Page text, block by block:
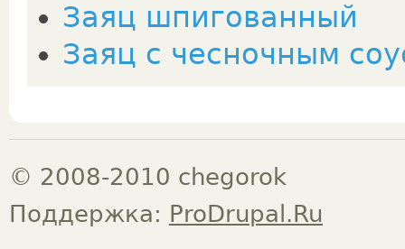
Заяц шпигованный
Заяц с чесночным
© 2008-2010 chegorok
Поддержка: ProDrupal.Ru